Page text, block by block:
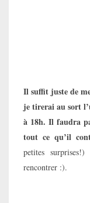
Il suffit juste de
je tirerai au sort
à 18h. Il faudra
tout ce qu’il
petites surprises!)
rencontrer :).